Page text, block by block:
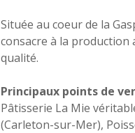
Située au coeur de la
consacre à la production
qualité.
Principaux points de
Pâtisserie La Mie
(Carleton-sur-Mer),